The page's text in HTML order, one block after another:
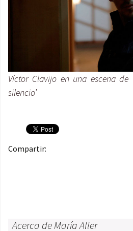
Víctor Clavijo en una escena de
silencio’
Compartir:
Acerca de María Aller